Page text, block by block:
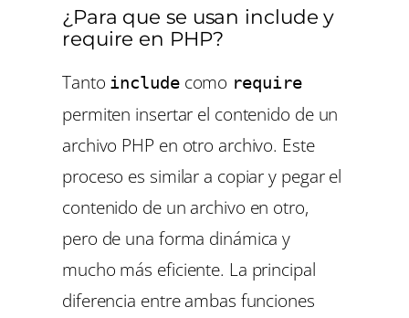
¿Para que se usan include y
require en PHP?
Tanto includecomo require
permiten insertar el contenido de un
archivo PHP en otro archivo. Este
proceso es similar a copiar y pegar el
contenido de un archivo en otro,
pero de una forma dinámica y
mucho más eficiente. La principal
diferencia entre ambas funciones